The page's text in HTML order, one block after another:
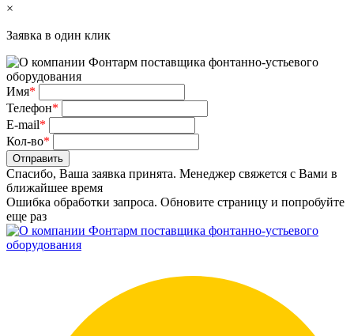
×
Заявка в один клик
Имя*
Телефон*
E-mail*
Кол-во*
Отправить
Спасибо, Ваша заявка принята. Менеджер свяжется с Вами в
ближайшее время
Ошибка обработки запроса. Обновите страницу и попробуйте
еще раз